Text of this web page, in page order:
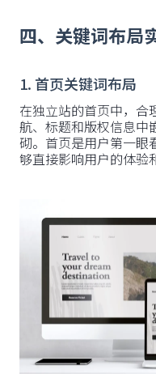
四、关键词布局
1. 首页关键词布局
在独立站的首页中，合
航、标题和版权信息中
砌。首页是用户第一眼
够直接影响用户的体验